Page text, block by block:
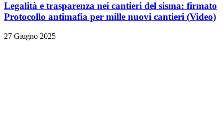
Legalità e trasparenza nei cantieri del sisma: firmato
Protocollo antimafia per mille nuovi cantieri (Video)
27 Giugno 2025